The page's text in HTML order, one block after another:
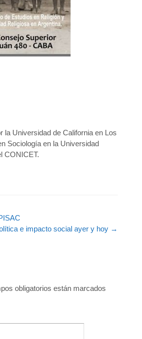
la Universidad de California en Los
Sociología en la Universidad
CONICET.
e impacto social ayer y hoy →
obligatorios están marcados